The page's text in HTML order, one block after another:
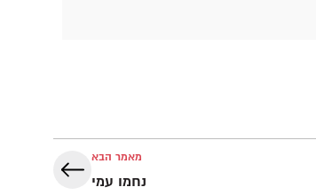
מאמר הבא
נחמו עמי